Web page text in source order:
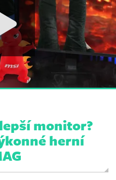
monitor?
herní